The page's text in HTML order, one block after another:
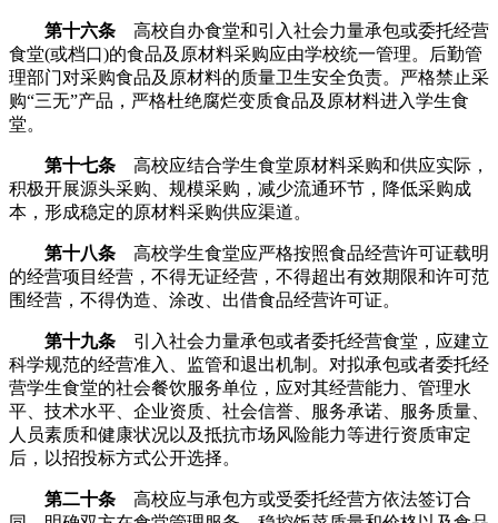
第十六条 高校自办食堂和引入社会力量承包或委托经营
食堂(或档口)的食品及原材料采购应由学校统一管理。后勤管
理部门对采购食品及原材料的质量卫生安全负责。严格禁止采
购“三无”产品，严格杜绝腐烂变质食品及原材料进入学生食
堂。
第十七条 高校应结合学生食堂原材料采购和供应实际，
积极开展源头采购、规模采购，减少流通环节，降低采购成
本，形成稳定的原材料采购供应渠道。
第十八条 高校学生食堂应严格按照食品经营许可证载明
的经营项目经营，不得无证经营，不得超出有效期限和许可范
围经营，不得伪造、涂改、出借食品经营许可证。
第十九条 引入社会力量承包或者委托经营食堂，应建立
科学规范的经营准入、监管和退出机制。对拟承包或者委托经
营学生食堂的社会餐饮服务单位，应对其经营能力、管理水
平、技术水平、企业资质、社会信誉、服务承诺、服务质量、
人员素质和健康状况以及抵抗市场风险能力等进行资质审定
后，以招投标方式公开选择。
第二十条 高校应与承包方或受委托经营方依法签订合